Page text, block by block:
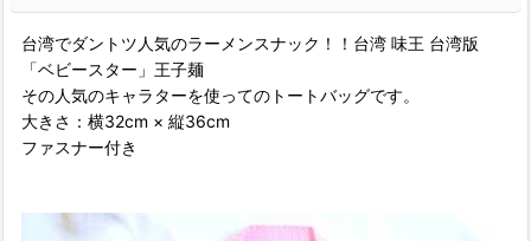
台湾でダントツ人気のラーメンスナック！！台湾 味王 台湾版
「ベビースター」王子麺
その人気のキャラターを使ってのトートバッグです。
大きさ：横32cm × 縦36cm
ファスナー付き